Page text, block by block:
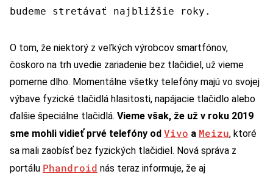
budeme stretávať najbližšie roky.
O tom, že niektorý z veľkých výrobcov smartfónov,
čoskoro na trh uvedie zariadenie bez tlačidiel, už vieme
pomerne dlho. Momentálne všetky telefóny majú vo svojej
výbave fyzické tlačidlá hlasitosti, napájacie tlačidlo alebo
ďalšie špeciálne tlačidlá. Vieme však, že už v roku 2019
sme mohli vidieť prvé telefóny od Vivo a Meizu, ktoré
sa mali zaobísť bez fyzických tlačidiel. Nová správa z
portálu Phandroid nás teraz informuje, že aj